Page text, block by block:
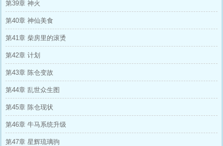
第39章 神火
第40章 神仙美食
第41章 柴房里的滚烫
第42章 计划
第43章 陈仓变故
第44章 乱世众生图
第45章 陈仓现状
第46章 牛马系统升级
第47章 星辉琉璃驹